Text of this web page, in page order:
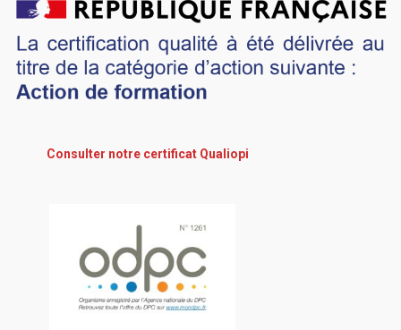
Consulter notre certificat Qualiopi